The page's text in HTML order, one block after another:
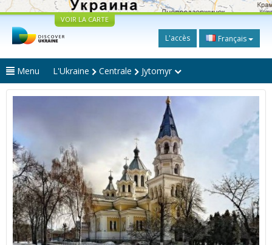
VOIR LA CARTE
L'accès Français
Menu L'Ukraine Centrale Jytomyr